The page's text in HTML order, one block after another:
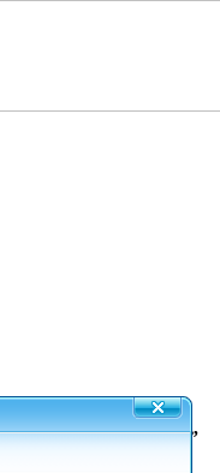
断创新成就“丝网之都”